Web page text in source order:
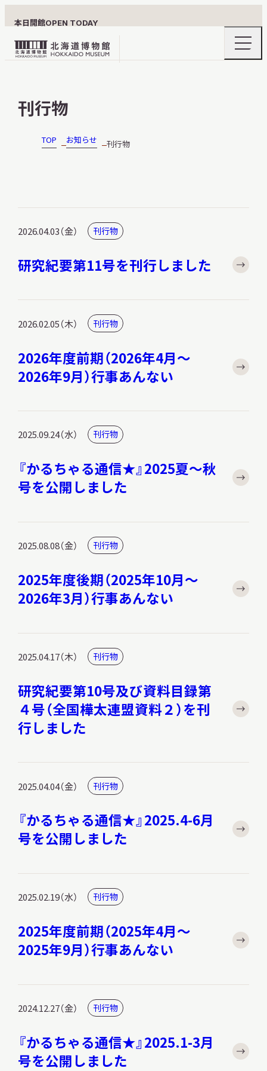
本日開館OPEN TODAY
北
博
ナ
ビ
利用案内
展示
おうちミュージアム
調査・研究
地域連携
イベント
お知らせ
もっと知りたい博物館のこと！
本日開館 OPEN TODAY
2026.08.09
明日 休館日CLOSE
開館時間・料金 アクセス
イ
ト
サイトマップ 入札・公開情報 プライバシーポリシー
刊行物
TOP お知らせ 刊行物
2026.04.03（金） 刊行物
研究紀要第11号を刊行しました
2026.02.05（木） 刊行物
2026年度前期（2026年4月～
2026年9月）行事あんない
2025.09.24（水） 刊行物
『かるちゃる通信★』2025夏～秋
号を公開しました
2025.08.08（金） 刊行物
2025年度後期（2025年10月～
2026年3月）行事あんない
2025.04.17（木） 刊行物
研究紀要第10号及び資料目録第
４号（全国樺太連盟資料２）を刊
行しました
2025.04.04（金） 刊行物
『かるちゃる通信★』2025.4-6月
号を公開しました
2025.02.19（水） 刊行物
2025年度前期（2025年4月～
2025年9月）行事あんない
2024.12.27（金） 刊行物
『かるちゃる通信★』2025.1-3月
号を公開しました